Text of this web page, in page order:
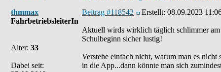
thmmax
FahrbetriebsleiterIn
Alter: 33
Dabei seit:
Beitrag #118542 Erstellt: 08.09.2023
Aktuell wirds wirklich täglich schlimmer
Schulbeginn sicher lustig!
Verstehe einfach nicht, warum man es
in die App...dann könnte man sich